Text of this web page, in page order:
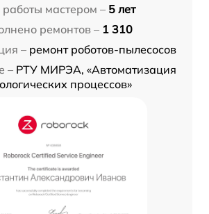
мастером – 5 лет
ремонтов – 1 310
– ремонт роботов-пылесосов
– РТУ МИРЭА, «Автоматизация
процессов»